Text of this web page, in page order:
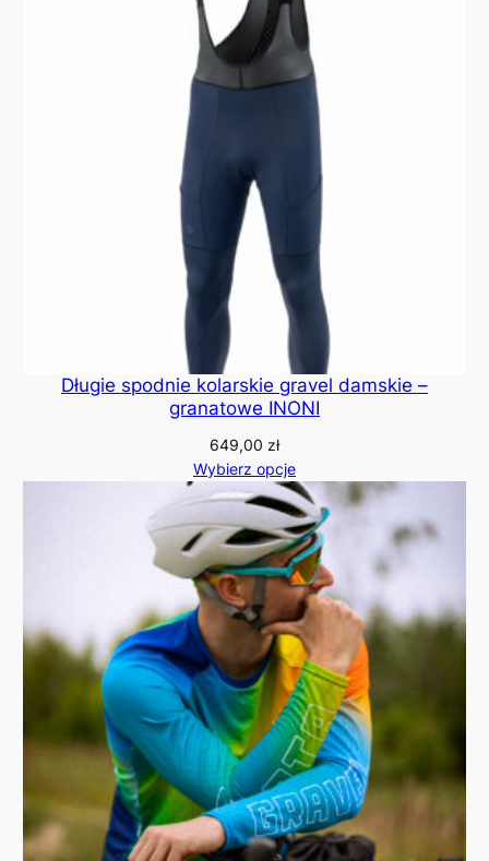
Długie spodnie kolarskie gravel damskie –
granatowe INONI
649,00 zł
Wybierz opcje